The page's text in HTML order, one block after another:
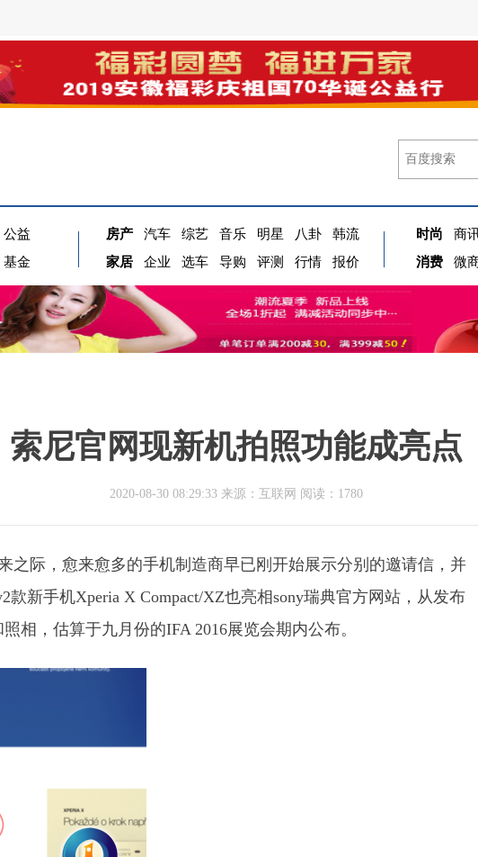
公益
基金
房产 汽车 综艺 音乐 明星 八卦
韩流
家居
企业 选车 导购 评测 行情 报价
时尚 商
消费
微
索尼官网现新机拍照功能成亮点
2020-08-30 08:29:33 来源：互联网 阅读：1780
之际，愈来愈多的手机制造商早已刚开始展示分别的邀请信，并
新手机Xperia X Compact/XZ也亮相sony瑞典官方网站，从发布
相，估算于九月份的IFA 2016展览会期内公布。